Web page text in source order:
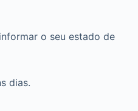
o seu estado de
dias.